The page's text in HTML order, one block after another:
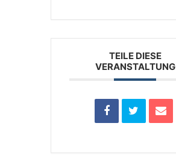
TEILE DIESE
VERANSTALTUNG